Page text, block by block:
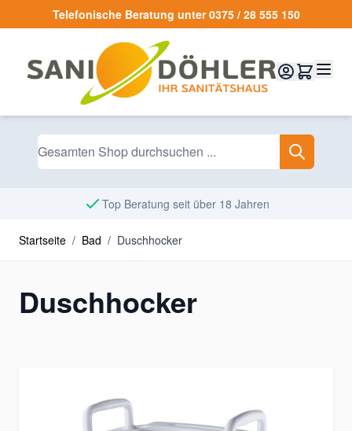
Zum Inhalt springen
Telefonische Beratung unter 0375 / 28 555 150
Top Beratung seit über 18 Jahren
Startseite / Bad / Duschhocker
Duschhocker